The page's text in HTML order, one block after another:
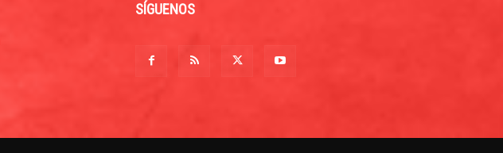
SÍGUENOS